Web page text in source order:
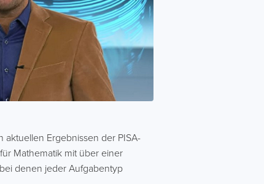
aktuellen Ergebnissen der PISA-
Mathematik mit über einer
denen jeder Aufgabentyp